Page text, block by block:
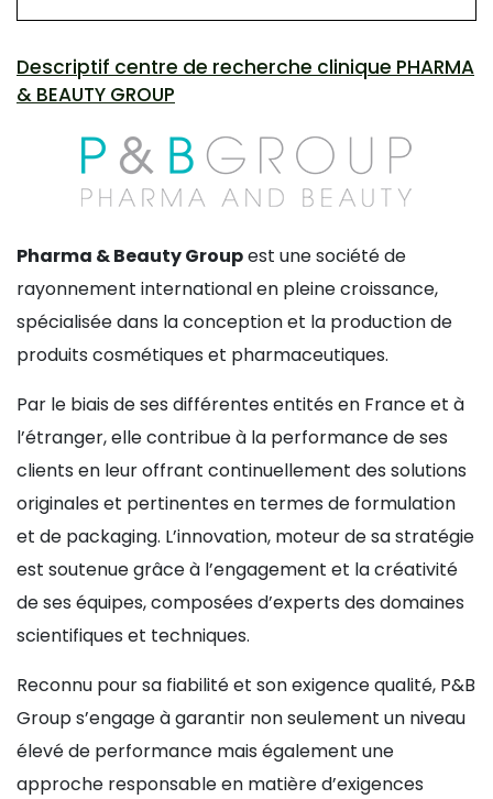
Descriptif centre de recherche clinique PHARMA
& BEAUTY GROUP
Pharma & Beauty Groupest une société de
rayonnement international en pleine croissance,
spécialisée dans la conception et la production de
produits cosmétiques et pharmaceutiques.
Par le biais de ses différentes entités en France et à
l’étranger, elle contribue à la performance de ses
clients en leur offrant continuellement des solutions
originales et pertinentes en termes de formulation
et de packaging. L’innovation, moteur de sa stratégie
est soutenue grâce à l’engagement et la créativité
de ses équipes, composées d’experts des domaines
scientifiques et techniques.
Reconnu pour sa fiabilité et son exigence qualité, P&B
Group s’engage à garantir non seulement un niveau
élevé de performance mais également une
approche responsable en matière d’exigences